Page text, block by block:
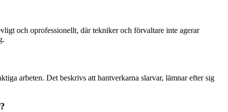
och oprofessionellt, där tekniker och förvaltare inte agerar
arbeten. Det beskrivs att hantverkarna slarvar, lämnar efter sig